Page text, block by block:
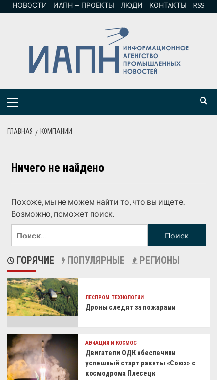
НОВОСТИ ИАПН — ПРОЕКТЫ ЛЮДИ КОНТАКТЫ RSS
ГЛАВНАЯ КОМПАНИИ
Ничего не найдено
Похоже, мы не можем найти то, что вы ищете.
Возможно, поможет поиск.
ГОРЯЧИЕ ПОПУЛЯРНЫЕ РЕГИОНЫ
ЛЕСПРОМ ТЕХНОЛОГИИ
Дроны следят за пожарами
АВИАЦИЯ И КОСМОС
Двигатели ОДК обеспечили
успешный старт ракеты «Союз» с
космодрома Плесецк